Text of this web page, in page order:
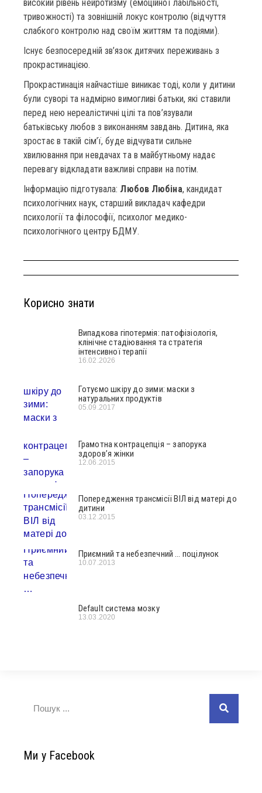
високий рівень нейротизму (емоційної лабільності,
тривожності) та зовнішній локус контролю (відчуття
слабкого контролю над своїм життям та подіями).
Існує безпосередній зв’язок дитячих переживань з
прокрастинацією.
Прокрастинація найчастіше виникає тоді, коли у дитини
були суворі та надмірно вимогливі батьки, які ставили
перед нею нереалістичні цілі та пов’язували
батьківську любов з виконанням завдань. Дитина, яка
зростає в такій сім’ї, буде відчувати сильне
хвилювання при невдачах та в майбутньому надає
перевагу відкладати важливі справи на потім.
Інформацію підготувала: Любов Любіна, кандидат
психологічних наук, старший викладач кафедри
психології та філософії, психолог медико-
психологічного центру БДМУ.
Корисно знати
Випадкова гіпотермія: патофізіологія,
клінічне стадіювання та стратегія
інтенсивної терапії
16.02.2026
Готуємо шкіру до зими: маски з
натуральних продуктів
05.09.2017
Грамотна контрацепція – запорука
здоров’я жінки
12.06.2015
Попередження трансмісії ВІЛ від матері до
дитини
03.12.2015
Приємний та небезпечний … поцілунок
10.07.2013
Default система мозку
13.03.2020
Ми у Facebook